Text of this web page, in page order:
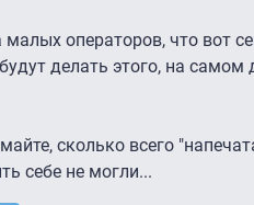
операторов, что вот
делать этого, на
сколько всего
себе не могли...